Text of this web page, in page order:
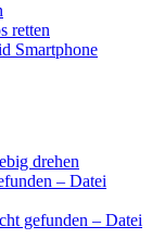
retten
Smartphone
drehen
– Datei
gefunden – Datei